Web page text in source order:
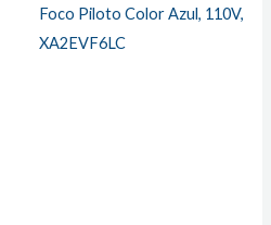
Foco Piloto Color Azul, 110V,
XA2EVF6LC